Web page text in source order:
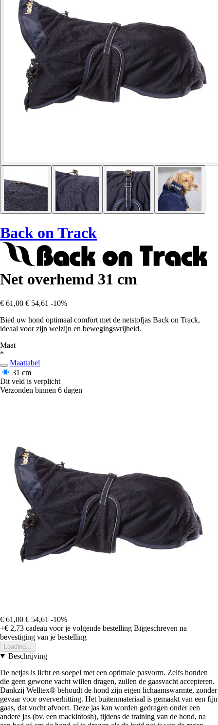
Back on Track
Net overhemd 31 cm
€ 61,00 € 54,61 -10%
Bied uw hond optimaal comfort met de netstofjas Back on Track,
ideaal voor zijn welzijn en bewegingsvrijheid.
Maat
*
Maattabel
31 cm
Dit veld is verplicht
Verzonden binnen 6 dagen
€ 61,00 € 54,61 -10%
+€ 2,73 cadeau voor je volgende bestelling Bijgeschreven na
bevestiging van je bestelling
Loading...
Beschrijving
De netjas is licht en soepel met een optimale pasvorm. Zelfs honden
die geen gewone vacht willen dragen, zullen de gaasvacht accepteren.
Dankzij Welltex® behoudt de hond zijn eigen lichaamswarmte, zonder
gevaar voor oververhitting. Het buitenmateriaal is gemaakt van een fijn
gaas, dat vocht afvoert. Deze jas kan worden gedragen onder een
andere jas (bv. een mackintosh), tijdens de training van de hond, na